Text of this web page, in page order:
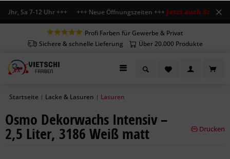
Sa 7-12 Uhr +++ +++ Neue Öffnungszeiten +++Jetzt auch Sa
Profi Farben für Gewerbe & Privat
Sichere & schnelle Lieferung
Über 20.000 Produkte
Startseite | Lacke & Lasuren | Lasuren
Osmo Dekorwachs Intensiv –
2,5 Liter, 3186 Weiß matt Drucken